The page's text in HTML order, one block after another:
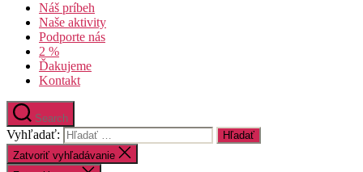
Náš príbeh
Naše aktivity
Podporte nás
2 %
Ďakujeme
Kontakt
Search
Vyhľadať:
Zatvoriť vyhľadávanie